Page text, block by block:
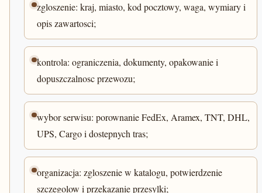
zgloszenie: kraj, miasto, kod pocztowy, waga, wymiary i
opis zawartosci;
kontrola: ograniczenia, dokumenty, opakowanie i
dopuszczalnosc przewozu;
wybor serwisu: porownanie FedEx, Aramex, TNT, DHL,
UPS, Cargo i dostepnych tras;
organizacja: zgloszenie w katalogu, potwierdzenie
szczegolow i przekazanie przesylki;